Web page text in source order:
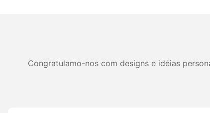
Congratulamo-nos com designs e idéias